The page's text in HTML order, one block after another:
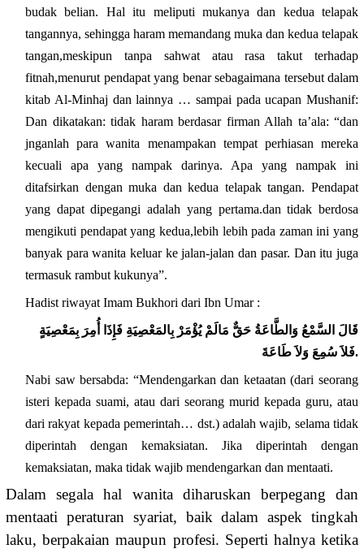
budak belian. Hal itu meliputi mukanya dan kedua telapak
tangannya, sehingga haram memandang muka dan kedua telapak
tangan,meskipun tanpa sahwat atau rasa takut terhadap
fitnah,menurut pendapat yang benar sebagaimana tersebut dalam
kitab Al-Minhaj dan lainnya … sampai pada ucapan Mushanif:
Dan dikatakan: tidak haram berdasar firman Allah ta’ala: “dan
jnganlah para wanita menampakan tempat perhiasan mereka
kecuali apa yang nampak darinya. Apa yang nampak ini
ditafsirkan dengan muka dan kedua telapak tangan. Pendapat
yang dapat dipegangi adalah yang pertama.dan tidak berdosa
mengikuti pendapat yang kedua,lebih lebih pada zaman ini yang
banyak para wanita keluar ke jalan-jalan dan pasar. Dan itu juga
termasuk rambut kukunya”.
Hadist riwayat Imam Bukhori dari Ibn Umar :
قَالَ السَّمْعُ وَالطَّاعَةُ حَقٌّ مَالَمْ يُؤْمَرْ بِالمَعْصِيَةِ فَإِذَا أُمِرَ بِمَعْصِيَةٍ
فَلاَ سُمِعَ وَلاَ طَاعَةَ.
Nabi saw bersabda: “Mendengarkan dan ketaatan (dari seorang
isteri kepada suami, atau dari seorang murid kepada guru, atau
dari rakyat kepada pemerintah… dst.) adalah wajib, selama tidak
diperintah dengan kemaksiatan. Jika diperintah dengan
kemaksiatan, maka tidak wajib mendengarkan dan mentaati.
Dalam segala hal wanita diharuskan berpegang dan
mentaati peraturan syariat, baik dalam aspek tingkah
laku, berpakaian maupun profesi. Seperti halnya ketika